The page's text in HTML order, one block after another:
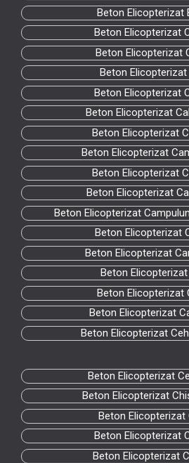
Beton Elicopterizat
Beton Elicopterizat
Beton Elicopterizat
Beton Elicopterizat
Beton Elicopterizat
Beton Elicopterizat
Beton Elicopterizat
Beton Elicopterizat
Beton Elicopterizat
Beton Elicopterizat
Beton Elicopterizat
Beton Elicopterizat
Beton Elicopterizat
Beton Elicopterizat
Beton Elicopterizat
Beton Elicopterizat
Beton Elicopterizat
Beton Elicopterizat
Beton Elicopterizat
Beton Elicopterizat
Beton Elicopterizat
Beton Elicopterizat